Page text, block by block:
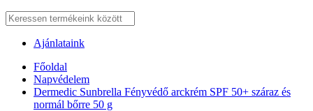
Ajánlataink
Főoldal
Napvédelem
Dermedic Sunbrella Fényvédő arckrém SPF 50+ száraz és
normál bőrre 50 g